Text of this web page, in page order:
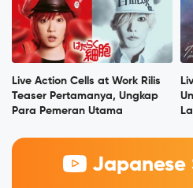
Live Action Cells at Work Rilis
Teaser Pertamanya, Ungkap
Para Pemeran Utama
Japanese